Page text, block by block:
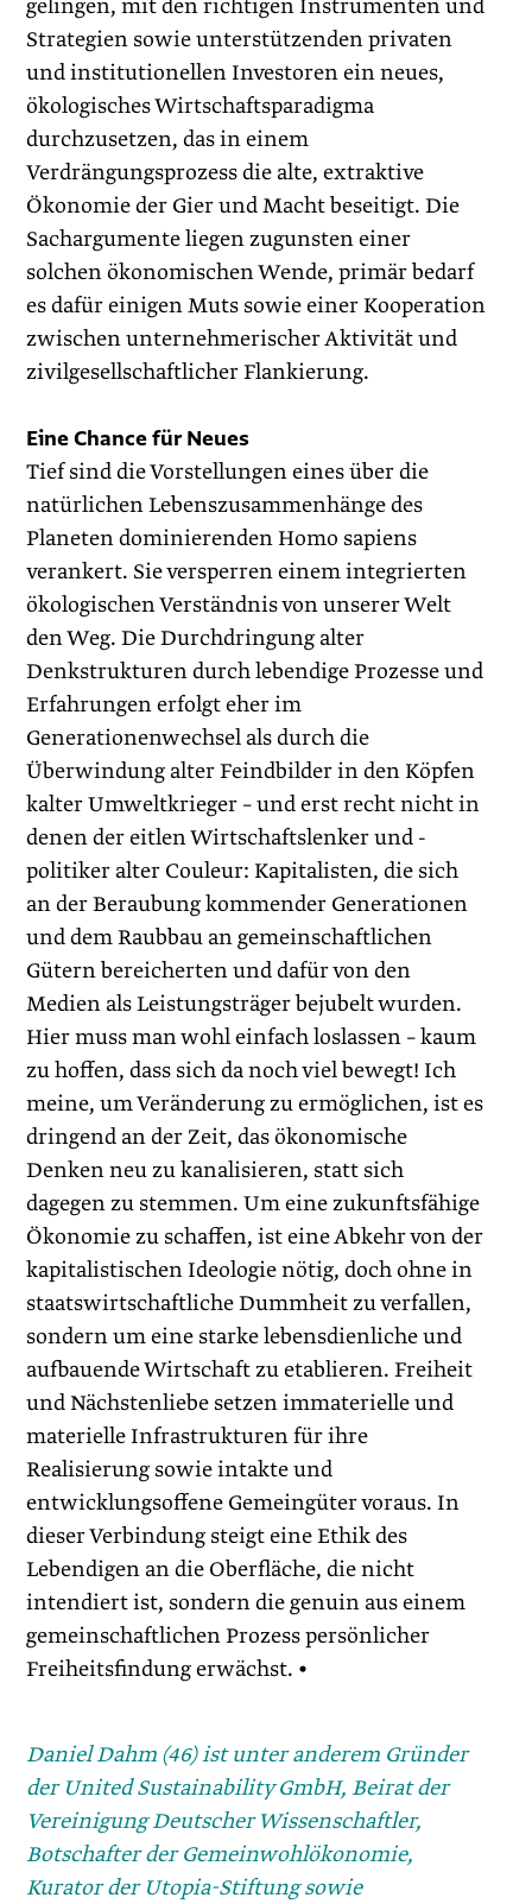
gelingen, mit den richtigen Instrumenten und
Strategien sowie unterstützenden privaten
und institutionellen Investoren ein neues,
ökologisches Wirtschaftsparadigma
durchzusetzen, das in einem
Verdrängungsprozess die alte, extraktive
Ökonomie der Gier und Macht beseitigt. Die
Sachargumente liegen zugunsten einer
solchen ökonomischen Wende, primär bedarf
es dafür einigen Muts sowie einer Kooperation
zwischen unternehmerischer Aktivität und
zivilgesellschaftlicher Flankierung.
Eine Chance für Neues
Tief sind die Vorstellungen eines über die
natürlichen Lebenszusammenhänge des
Planeten dominierenden Homo sapiens
verankert. Sie versperren einem integrierten
ökologischen Verständnis von unserer Welt
den Weg. Die Durchdringung alter
Denkstrukturen durch lebendige Prozesse und
Erfahrungen erfolgt eher im
Generationenwechsel als durch die
Überwindung alter Feindbilder in den Köpfen
kalter Umweltkrieger – und erst recht nicht in
denen der eitlen Wirtschaftslenker und -
politiker alter Couleur: Kapitalisten, die sich
an der Beraubung kommender Generationen
und dem Raubbau an gemeinschaftlichen
Gütern bereicherten und dafür von den
Medien als Leistungsträger bejubelt wurden.
Hier muss man wohl einfach loslassen – kaum
zu hoffen, dass sich da noch viel bewegt! Ich
meine, um Veränderung zu ermöglichen, ist es
dringend an der Zeit, das ökonomische
Denken neu zu kanalisieren, statt sich
dagegen zu stemmen. Um eine zukunftsfähige
Ökonomie zu schaffen, ist eine Abkehr von der
kapitalistischen Ideologie nötig, doch ohne in
staatswirtschaftliche Dummheit zu verfallen,
sondern um eine starke lebensdienliche und
aufbauende Wirtschaft zu etablieren. Freiheit
und Nächstenliebe setzen immaterielle und
materielle Infrastrukturen für ihre
Realisierung sowie intakte und
entwicklungsoffene Gemeingüter voraus. In
dieser Verbindung steigt eine Ethik des
Lebendigen an die Oberfläche, die nicht
intendiert ist, sondern die genuin aus einem
gemeinschaftlichen Prozess persönlicher
Freiheitsfindung erwächst. •
Daniel Dahm (46) ist unter anderem Gründer
der United Sustainability GmbH, Beirat der
Vereinigung Deutscher Wissenschaftler,
Botschafter der Gemeinwohlökonomie,
Kurator der Utopia-Stiftung sowie